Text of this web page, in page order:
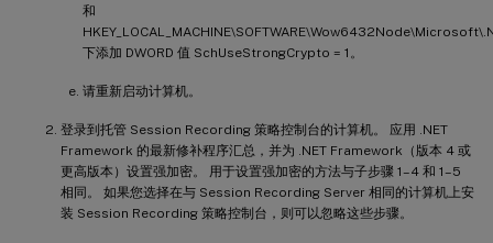
和
下添加 DWORD 值 SchUseStrongCrypto = 1。
请重新启动计算机。
登录到托管 Session Recording 策略控制台的计算机。 应用 .NET
Framework 的最新修补程序汇总，并为 .NET Framework（版本 4 或
更高版本）设置强加密。 用于设置强加密的方法与子步骤 1–4 和 1–5
相同。 如果您选择在与 Session Recording Server 相同的计算机上安
装 Session Recording 策略控制台，则可以忽略这些步骤。